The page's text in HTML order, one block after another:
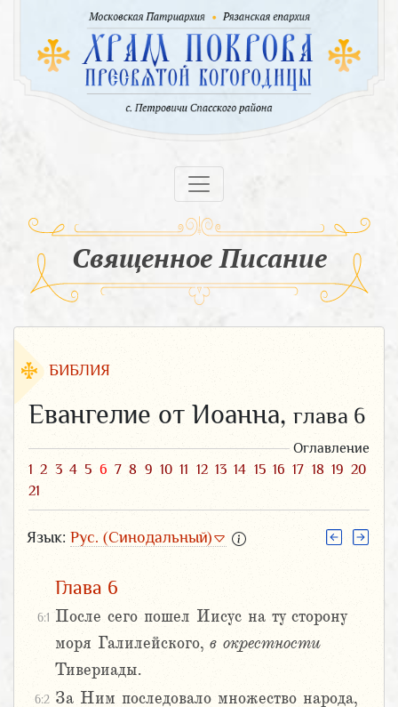
Священное Писание
БИБЛИЯ
Евангелие от Иоанна, глава 6
Оглавление
1 2 3 4 5 6 7 8 9 10 11 12 13 14 15 16 17 18 19 20
21
Язык: Рус. (Синодальный)
Глава 6
6:1 После сего пошел Иисус на ту сторону
моря Галилейского, в окрестности
Тивериады.
6:2 За Ним последовало множество народа,